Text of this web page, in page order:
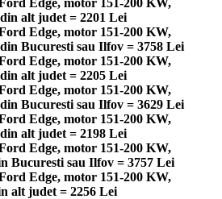
alt judet = 2201 Lei
Edge, motor 151-200 KW,
Bucuresti sau Ilfov = 3758 Lei
Edge, motor 151-200 KW,
alt judet = 2205 Lei
Edge, motor 151-200 KW,
Bucuresti sau Ilfov = 3629 Lei
Edge, motor 151-200 KW,
alt judet = 2198 Lei
Edge, motor 151-200 KW,
Bucuresti sau Ilfov = 3757 Lei
Edge, motor 151-200 KW,
alt judet = 2256 Lei